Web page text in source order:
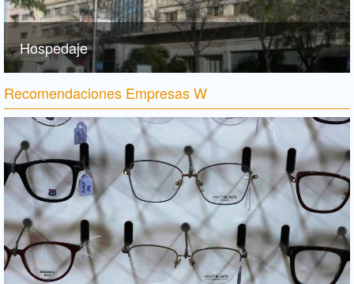
Hospedaje
Recomendaciones Empresas W